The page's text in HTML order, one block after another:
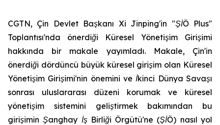
CGTN, Çin Devlet Başkanı Xi Jinping'in "ŞİÖ Plus"
Toplantısı'nda önerdiği Küresel Yönetişim Girişimi
hakkında bir makale yayımladı. Makale, Çin'in
önerdiği dördüncü büyük küresel girişim olan Küresel
Yönetişim Girişimi'nin önemini ve İkinci Dünya Savaşı
sonrası uluslararası düzeni korumak ve küresel
yönetişim sistemini geliştirmek bakımından bu
girişimin Şanghay İş Birliği Örgütü'ne (ŞİÖ) nasıl yol